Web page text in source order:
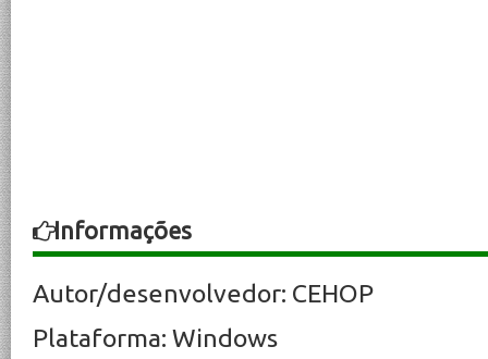
Informações
Autor/desenvolvedor: CEHOP
Plataforma: Windows